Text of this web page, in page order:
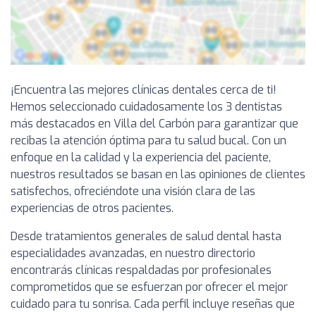
¡Encuentra las mejores clínicas dentales cerca de ti!
Hemos seleccionado cuidadosamente los 3 dentistas
más destacados en Villa del Carbón para garantizar que
recibas la atención óptima para tu salud bucal. Con un
enfoque en la calidad y la experiencia del paciente,
nuestros resultados se basan en las opiniones de clientes
satisfechos, ofreciéndote una visión clara de las
experiencias de otros pacientes.
Desde tratamientos generales de salud dental hasta
especialidades avanzadas, en nuestro directorio
encontrarás clínicas respaldadas por profesionales
comprometidos que se esfuerzan por ofrecer el mejor
cuidado para tu sonrisa. Cada perfil incluye reseñas que